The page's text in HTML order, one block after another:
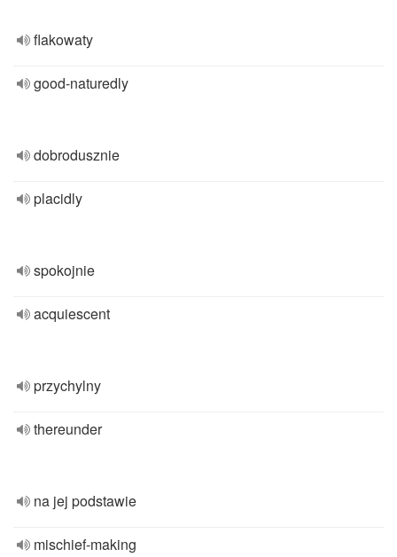
flakowaty
good-naturedly
dobrodusznie
placidly
spokojnie
acquiescent
przychylny
thereunder
na jej podstawie
mischief-making